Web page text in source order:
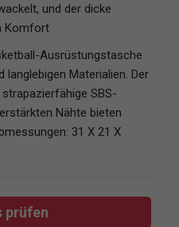
und der dicke
Komfort
Ausrüstungstasche
Materialien. Der
SBS-
Nähte bieten
31 X 21 X
prüfen